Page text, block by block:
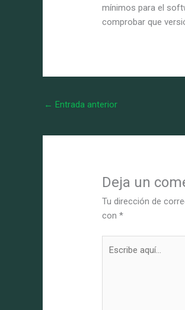
mínimos para el
comprobar que
← Entrada anterior
Deja un
Tu dirección de
con*
aquí...